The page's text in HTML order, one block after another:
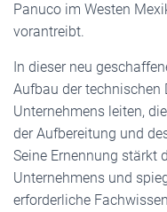
Panuco im Westen
vorantreibt.
In dieser neu
Aufbau der
Unternehmens leiten,
der Aufbereitung und
Seine Ernennung stärkt
Unternehmens und
erforderliche